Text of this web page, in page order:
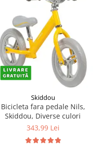
Skiddou
Bicicleta fara pedale Nils,
Skiddou, Diverse culori
343,99 Lei